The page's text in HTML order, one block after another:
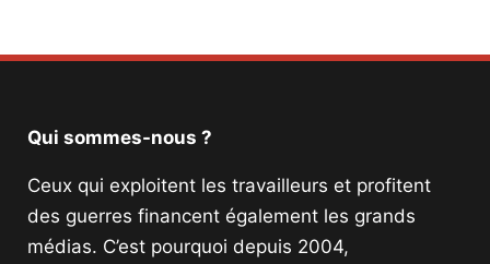
Qui sommes-nous ?
Ceux qui exploitent les travailleurs et profitent
des guerres financent également les grands
médias. C’est pourquoi depuis 2004,